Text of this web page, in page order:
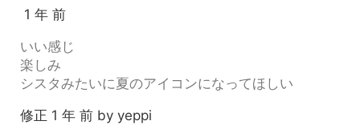
1 年 前
いい感じ
楽しみ
シスタみたいに夏のアイコンになってほしい
修正 1 年 前 by yeppi